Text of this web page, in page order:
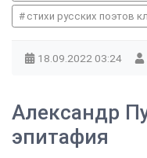
стихи русских поэтов
18.09.2022 03:24
Александр
эпитафия